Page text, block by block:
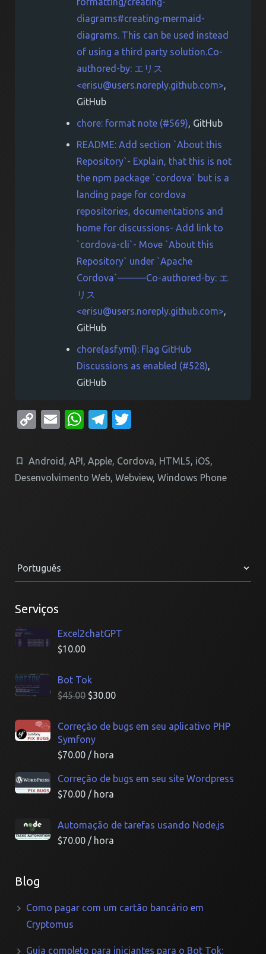
diagrams#creating-mermaid-
diagrams. This can be used instead
of using a third party solution.Co-
authored-by: エリス
<erisu@users.noreply.github.com>,
GitHub
chore: format note (#569), GitHub
README: Add section `About this
Repository`- Explain, that this is not
the npm package `cordova` but is a
landing page for cordova
repositories, documentations and
home for discussions- Add link to
`cordova-cli`- Move `About this
Repository` under `Apache
Cordova`———Co-authored-by: エ
リス
<erisu@users.noreply.github.com>,
GitHub
chore(asf.yml): Flag GitHub
Discussions as enabled (#528),
GitHub
CopyEmailWhatsApp
Telegram
Android , API, Apple, Cordova, HTML5, iOS,
Desenvolvimento Web, Webview, Windows Phone
Serviços
Excel2chatGPT
$10.00
Bot Tok
$45.00 $30.00
Correção de bugs em seu aplicativo PHP
Symfony
$70.00 / hora
Correção de bugs em seu site Wordpress
$70.00 / hora
Automação de tarefas usando Node.js
$70.00 / hora
Blog
Como pagar com um cartão bancário em
Cryptomus
Guia completo para iniciantes para o Bot Tok: